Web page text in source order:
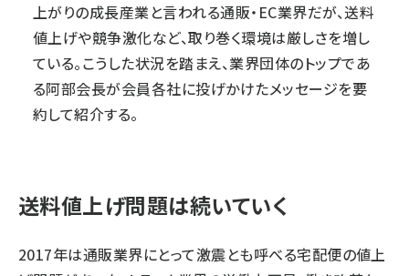
上がりの成長産業と言われる通販・EC業界だが、送料
値上げや競争激化など、取り巻く環境は厳しさを増し
ている。こうした状況を踏まえ、業界団体のトップであ
る阿部会長が会員各社に投げかけたメッセージを要
約して紹介する。
送料値上げ問題は続いていく
2017年は通販業界にとって激震とも呼べる宅配便の値上